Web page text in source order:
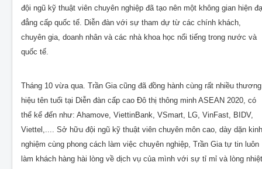
đội ngũ kỹ thuật viên chuyên nghiệp đã tạo nên một không gian hiện
đẳng cấp quốc tế. Diễn đàn với sự tham dự từ các chính khách,
chuyên gia, doanh nhân và các nhà khoa học nổi tiếng trong nước và
quốc tế.
Tháng 10 vừa qua. Trần Gia cũng đã đồng hành cùng rất nhiều thương
hiệu tên tuổi tại Diễn đàn cấp cao Đô thị thông minh ASEAN 2020, có
thể kể đến như: Ahamove, ViettinBank, VSmart, LG, VinFast, BIDV,
Viettel,.... Sở hữu đội ngũ kỹ thuật viên chuyên môn cao, dày dặn kinh
nghiệm cùng phong cách làm việc chuyên nghiệp, Trần Gia tự tin luôn
làm khách hàng hài lòng về dịch vụ của mình với sự tỉ mỉ và lòng nhiệt